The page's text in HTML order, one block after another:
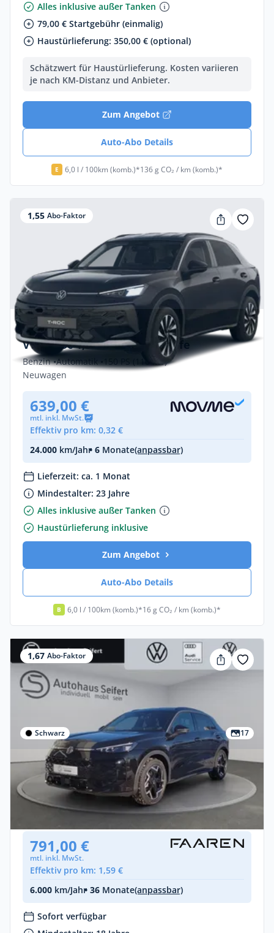
Alles inklusive außer Tanken
79,00 € Startgebühr (einmalig)
Haustürlieferung: 350,00 € (optional)
Schätzwert für Haustürlieferung. Kosten variieren
je nach KM-Distanz und Anbieter.
Zum Angebot
Auto-Abo Details
E 6,0 l / 100km (komb.)*136 g CO₂ / km (komb.)*
1,55 Abo-Faktor
Privat & Gewerbe
VW T-Roc 1,5 eTSI OPF DSG Life
Benzin •Automatik •150 PS (110 kW)
Neuwagen
639,00 €
mtl. inkl. MwSt.
Effektiv pro km: 0,32 €
24.000 km/Jahr• 6 Monate(anpassbar)
Lieferzeit: ca. 1 Monat
Mindestalter: 23 Jahre
Alles inklusive außer Tanken
Haustürlieferung inklusive
Zum Angebot
Auto-Abo Details
B 6,0 l / 100km (komb.)*16 g CO₂ / km (komb.)*
1,67 Abo-Faktor
Schwarz 17
Privat & Gewerbe
Volkswagen T-Roc R-Line 1.5 eTSI DSG
Benzin • Automatik •
150 PS (110 kW)
791,00 €
mtl. inkl. MwSt.
Effektiv pro km: 1,59 €
6.000 km/Jahr• 36 Monate(anpassbar)
Sofort verfügbar